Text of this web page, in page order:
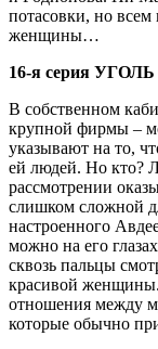
потасовки, но всем
женщины…
16-я серия УГОЛЬ
В собственном
крупной фирмы –
указывают на то,
ей людей. Но кто?
рассмотрении
слишком сложной
настроенного
можно на его
сквозь пальцы
красивой
отношения между
которые обычно